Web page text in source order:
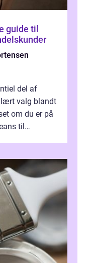
guide til
del af
valg blandt
om du er på
til